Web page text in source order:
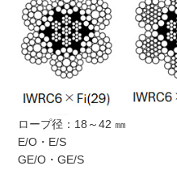
ロープ径：18～42 ㎜
E/O・E/S
GE/O・GE/S